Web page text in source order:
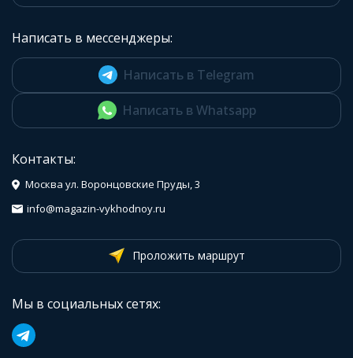
Написать в мессенджеры:
Написать в Telegram
Написать в Whatsapp
Контакты:
Москва ул. Воронцовские Пруды, 3
info@magazin-vykhodnoy.ru
Проложить маршрут
Мы в социальных сетях: